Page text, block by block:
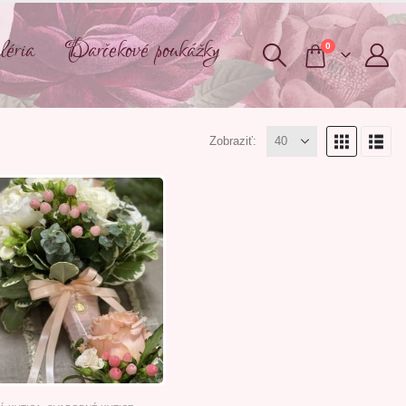
Darčekové poukážky 0
Zobraziť: